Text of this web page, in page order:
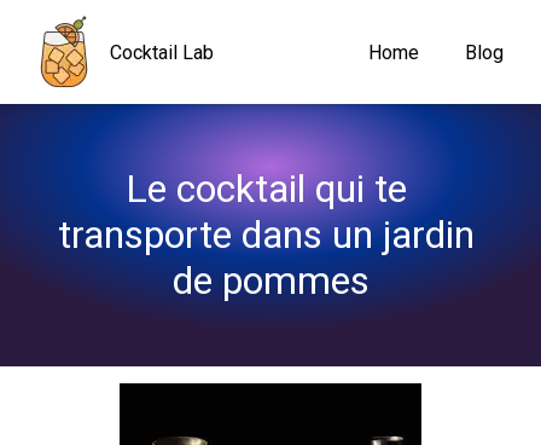
Cocktail Lab Home Blog
Le cocktail qui te
transporte dans un jardin
de pommes
Navigated to Le cocktail qui te transporte dans un jardin de